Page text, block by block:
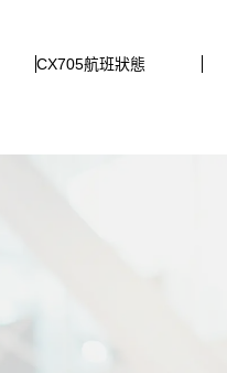
CX705航班狀態